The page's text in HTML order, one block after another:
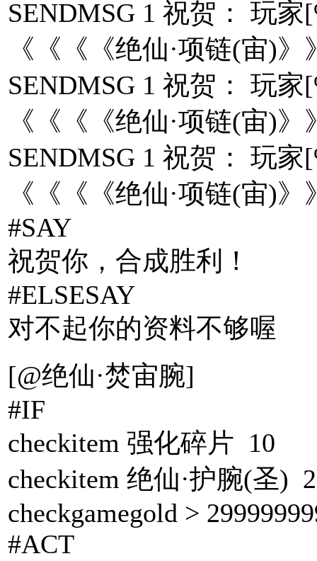
SENDMSG 1 祝贺： 玩
《《《《绝仙·项链(宙)
SENDMSG 1 祝贺： 玩
《《《《绝仙·项链(宙)
SENDMSG 1 祝贺： 玩
《《《《绝仙·项链(宙)
#SAY
祝贺你，合成胜利！
#ELSESAY
对不起你的资料不够喔
[@绝仙·焚宙腕]
#IF
checkitem 强化碎片 10
checkitem 绝仙·护腕(圣) 2
checkgamegold >
#ACT